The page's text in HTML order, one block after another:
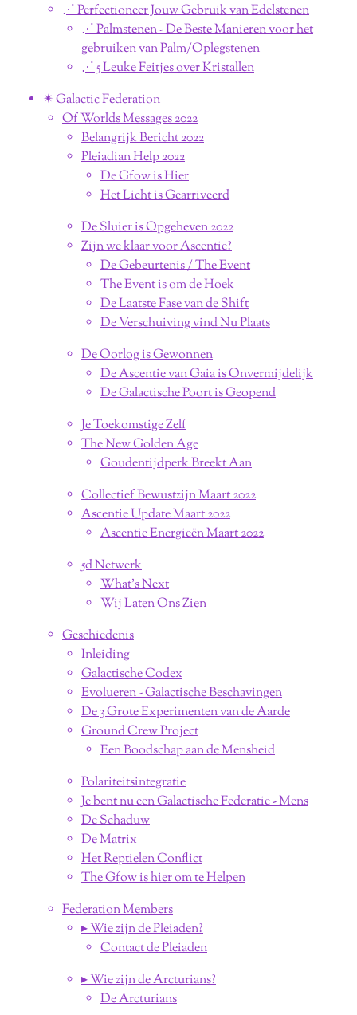
⋰ Perfectioneer Jouw Gebruik van Edelstenen
⋰ Palmstenen - De Beste Manieren voor het
gebruiken van Palm/Oplegstenen
⋰ 5 Leuke Feitjes over Kristallen
✴︎ Galactic Federation
Of Worlds Messages 2022
Belangrijk Bericht 2022
Pleiadian Help 2022
De Gfow is Hier
Het Licht is Gearriveerd
De Sluier is Opgeheven 2022
Zijn we klaar voor Ascentie?
De Gebeurtenis / The Event
The Event is om de Hoek
De Laatste Fase van de Shift
De Verschuiving vind Nu Plaats
De Oorlog is Gewonnen
De Ascentie van Gaia is Onvermijdelijk
De Galactische Poort is Geopend
Je Toekomstige Zelf
The New Golden Age
Goudentijdperk Breekt Aan
Collectief Bewustzijn Maart 2022
Ascentie Update Maart 2022
Ascentie Energieën Maart 2022
5d Netwerk
What's Next
Wij Laten Ons Zien
Geschiedenis
Inleiding
Galactische Codex
Evolueren - Galactische Beschavingen
De 3 Grote Experimenten van de Aarde
Ground Crew Project
Een Boodschap aan de Mensheid
Polariteitsintegratie
Je bent nu een Galactische Federatie - Mens
De Schaduw
De Matrix
Het Reptielen Conflict
The Gfow is hier om te Helpen
Federation Members
▸ Wie zijn de Pleiaden?
Contact de Pleiaden
▸ Wie zijn de Arcturians?
De Arcturians